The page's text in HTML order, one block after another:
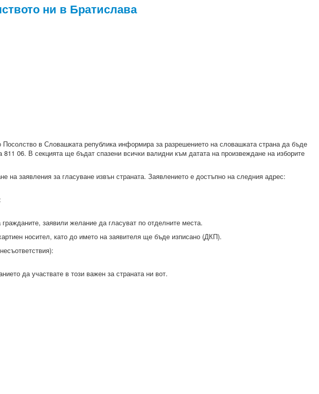
ни в Братислава
в Словашката република информира за разрешението на словашката страна да бъде
06. В секцията ще бъдат спазени всички валидни към датата на произвеждане на изборите
на заявления за гласуване извън страната. Заявлението е достъпно на следния адрес:
заявили желание да гласуват по отделните места.
носител, като до името на заявителя ще бъде изписано (ДКП).
да участвате в този важен за страната ни вот.